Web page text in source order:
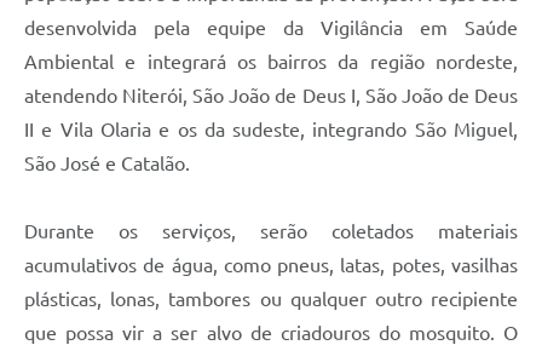
desenvolvida pela equipe da Vigilância em Saúde
Ambiental e integrará os bairros da região nordeste,
atendendo Niterói, São João de Deus I, São João de Deus
II e Vila Olaria e os da sudeste, integrando São Miguel,
São José e Catalão.
Durante os serviços, serão coletados materiais
acumulativos de água, como pneus, latas, potes, vasilhas
plásticas, lonas, tambores ou qualquer outro recipiente
que possa vir a ser alvo de criadouros do mosquito. O